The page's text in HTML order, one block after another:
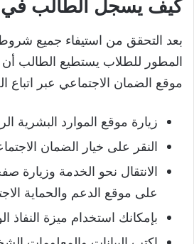
كيف يسجل الطالب في
بعد التحقق من استيفاء جميع
المطور للطلاب يستطيع الطالب
موقع الضمان الاجتماعي عبر اتباع
زيارة موقع الموارد البشرية
النقر على خيار الضمان
الانتقال نحو الخدمة
على موقع الدعم والحماية
بإمكانك استخدام ميزة النفاذ